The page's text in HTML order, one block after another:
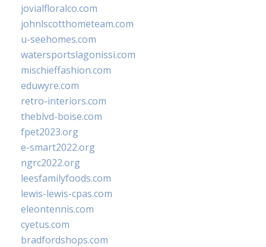
jovialfloralco.com
johnlscotthometeam.com
u-seehomes.com
watersportslagonissi.com
mischieffashion.com
eduwyre.com
retro-interiors.com
theblvd-boise.com
fpet2023.org
e-smart2022.org
ngrc2022.org
leesfamilyfoods.com
lewis-lewis-cpas.com
eleontennis.com
cyetus.com
bradfordshops.com